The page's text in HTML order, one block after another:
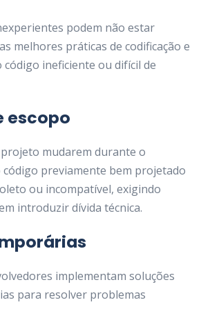
podem não estar
melhores práticas de codificação e
código ineficiente ou difícil de
escopo
mudarem durante o
previamente bem projetado
ou incompatível, exigindo
introduzir dívida técnica.
implementam soluções
para resolver problemas